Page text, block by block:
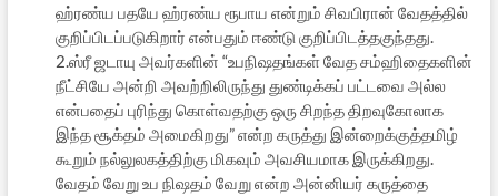
ஹ்ரண்ய பதயே ஹ்ரண்ய ரூபாய என்றும் சிவபிரான் வேதத்தில்
குறிப்பிடப்படுகிறார் என்பதும் ஈண்டு குறிப்பிடத்தகுந்தது.
2.ஸ்ரீ ஜடாயு அவர்களின் “உபநிஷதங்கள் வேத சம்ஹிதைகளின்
நீட்சியே அன்றி அவற்றிலிருந்து துண்டிக்கப் பட்டவை அல்ல
என்பதைப் புரிந்து கொள்வதற்கு ஒரு சிறந்த திறவுகோலாக
இந்த சூக்தம் அமைகிறது” என்ற கருத்து இன்றைக்குத்தமிழ்
கூறும் நல்லுலகத்திற்கு மிகவும் அவசியமாக இருக்கிறது.
வேதம் வேறு உப நிஷதம் வேறு என்ற அன்னியர் கருத்தை